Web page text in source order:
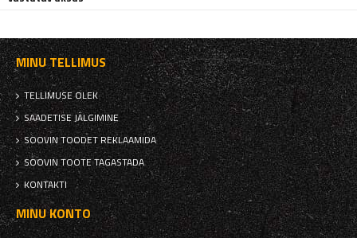
MINU TELLIMUS
TELLIMUSE OLEK
SAADETISE JÄLGIMINE
SOOVIN TOODET REKLAAMIDA
SOOVIN TOOTE TAGASTADA
KONTAKTI
MINU KONTO